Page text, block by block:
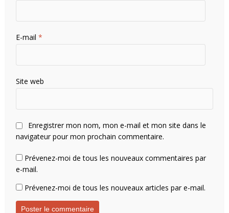
E-mail*
Site web
Enregistrer mon nom, mon e-mail et mon site dans le
navigateur pour mon prochain commentaire.
Prévenez-moi de tous les nouveaux commentaires par
e-mail.
Prévenez-moi de tous les nouveaux articles par e-mail.